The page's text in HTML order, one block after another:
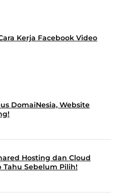
Kerja Facebook Video
DomaiNesia, Website
Hosting dan Cloud
Tahu Sebelum Pilih!